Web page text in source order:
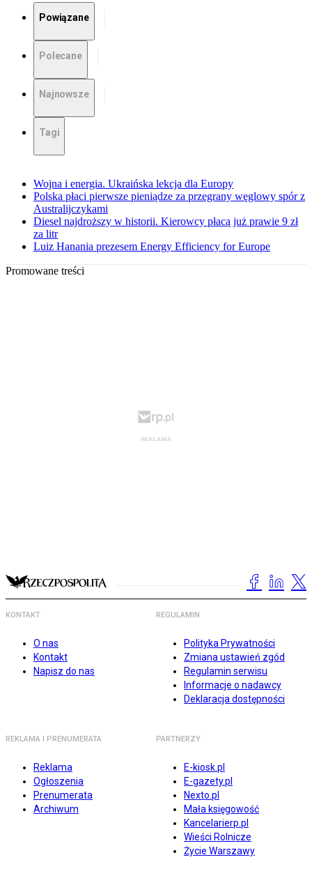
Powiązane
Polecane
Najnowsze
Tagi
Wojna i energia. Ukraińska lekcja dla Europy
Polska płaci pierwsze pieniądze za przegrany węglowy spór z
Australijczykami
Diesel najdroższy w historii. Kierowcy płacą już prawie 9 zł
za litr
Luiz Hanania prezesem Energy Efficiency for Europe
Promowane treści
KONTAKT
O nas
Kontakt
Napisz do nas
REGULAMIN
Polityka Prywatności
Zmiana ustawień zgód
Regulamin serwisu
Informacje o nadawcy
Deklaracja dostępności
REKLAMA I PRENUMERATA
Reklama
Ogłoszenia
Prenumerata
Archiwum
PARTNERZY
E-kiosk.pl
E-gazety.pl
Nexto.pl
Mała księgowość
Kancelarierp.pl
Wieści Rolnicze
Życie Warszawy